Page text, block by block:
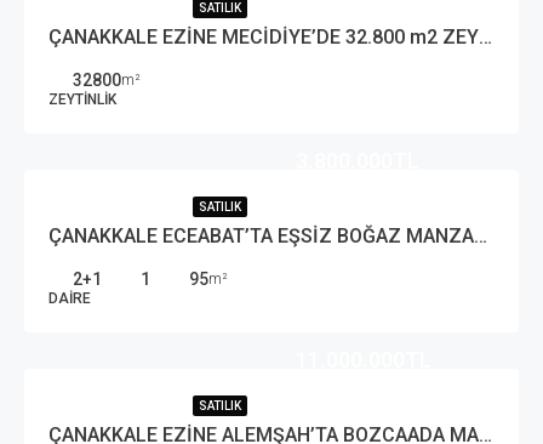
SATILIK
ÇANAKKALE EZİNE MECİDİYE’DE 32.800 m2 ZEYTİNLİK
32800m²
ZEYTINLIK
SATILIK
ÇANAKKALE ECEABAT’TA EŞSİZ BOĞAZ MANZARALI 2+1 SATILIK DAİRE
2+1 1 95m²
DAIRE
SATILIK
ÇANAKKALE EZİNE ALEMŞAH’TA BOZCAADA MANZARALI 26 DÖNÜM SATILIK TARLA